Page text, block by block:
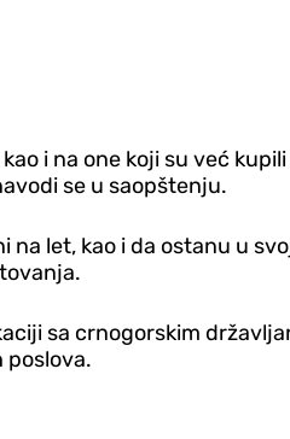
i na one koji su već
se u saopštenju.
na let, kao i da ostanu u
sa crnogorskim
poslova.